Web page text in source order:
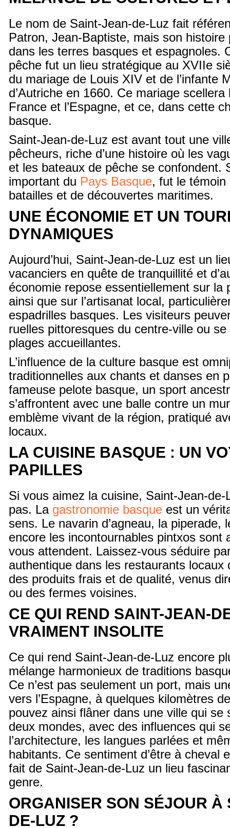
Le nom de Saint-Jean-de-Luz fait
Patron, Jean-Baptiste, mais son histoire
dans les terres basques et espagnoles.
pêche fut un lieu stratégique au XVIIe
du mariage de Louis XIV et de l’infante
d’Autriche en 1660. Ce mariage
France et l’Espagne, et ce, dans cette
basque.
Saint-Jean-de-Luz est avant tout une
pêcheurs, riche d’une histoire où les
et les bateaux de pêche se confondent.
important du Pays Basque, fut le témoin
batailles et de découvertes maritimes.
UNE ÉCONOMIE ET UN
DYNAMIQUES
Aujourd’hui, Saint-Jean-de-Luz est un
vacanciers en quête de tranquillité et
économie repose essentiellement sur la
ainsi que sur l’artisanat local,
espadrilles basques. Les visiteurs
ruelles pittoresques du centre-ville ou
plages accueillantes.
L’influence de la culture basque est
traditionnelles aux chants et danses en
fameuse pelote basque, un sport
s’affrontent avec une balle contre un
emblème vivant de la région, pratiqué
locaux.
LA CUISINE BASQUE : UN
PAPILLES
Si vous aimez la cuisine, Saint-Jean-
pas. La gastronomie basque est un
sens. Le navarin d’agneau, la piperade,
encore les incontournables pintxos sont
vous attendent. Laissez-vous séduire
authentique dans les restaurants locaux
des produits frais et de qualité, venus
ou des fermes voisines.
CE QUI REND SAINT-JEAN-
VRAIMENT INSOLITE
Ce qui rend Saint-Jean-de-Luz encore
mélange harmonieux de traditions
Ce n’est pas seulement un port, mais
vers l’Espagne, à quelques kilomètres
pouvez ainsi flâner dans une ville qui se
deux mondes, avec des influences qui
l’architecture, les langues parlées et
habitants. Ce sentiment d’être à cheval
fait de Saint-Jean-de-Luz un lieu
genre.
ORGANISER SON SÉJOUR À
DE-LUZ ?